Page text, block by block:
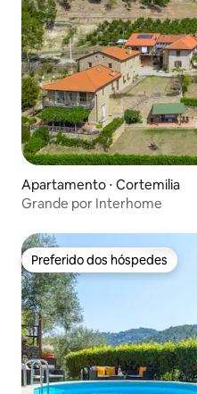
Apartamento ⋅ Cortemilia
Grande por Interhome
Preferido dos hóspedes
Preferido dos hóspedes